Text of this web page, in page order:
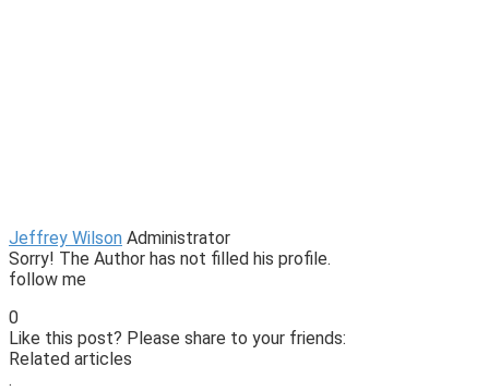
Jeffrey Wilson Administrator
Sorry! The Author has not filled his profile.
follow me
0
Like this post? Please share to your friends:
Related articles
.